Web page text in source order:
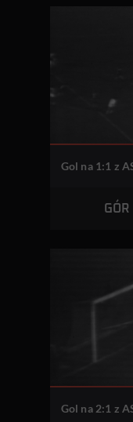
Gol na 1:1 z
GÓR
Gol na 2:1 z